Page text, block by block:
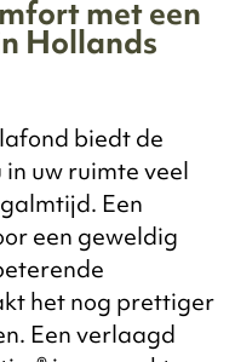
met een
Hollands
biedt de
uw ruimte veel
Een
een geweldig
het nog prettiger
Een verlaagd